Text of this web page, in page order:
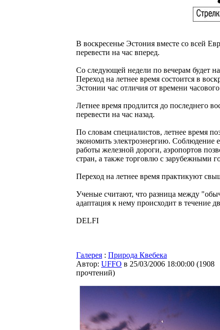
В воскресенье Эстония вместе со всей
перевести на час вперед.
Со следующей недели по вечерам будет
Переход на летнее время состоится в
Эстонии час отличия от времени
Летнее время продлится до последнего
перевести на час назад.
По словам специалистов, летнее время
экономить электроэнергию. Соблюдение
работы железной дороги, аэропортов
стран, а также торговлю с зарубежными
Переход на летнее время практикуют
Ученые считают, что разница между
адаптация к нему происходит в течение
DELFI
Галерея : Природа Квебека
Автор: UFFO в 25/03/2006 18:00:00 (1908
прочтений)